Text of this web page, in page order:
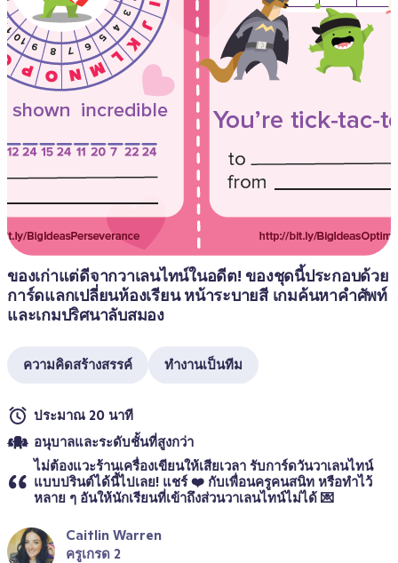
ของเก่าแต่ดีจากวาเลนไทน์ในอดีต! ของชุดนี้ประกอบด้วย
การ์ดแลกเปลี่ยนห้องเรียน หน้าระบายสี เกมค้นหาคำศัพท์
และเกมปริศนาลับสมอง
ความคิดสร้างสรรค์ ทำงานเป็นทีม
ประมาณ 20 นาที
อนุบาลและระดับชั้นที่สูงกว่า
ไม่ต้องแวะร้านเครื่องเขียนให้เสียเวลา รับการ์ดวันวาเลนไทน์
แบบปรินต์ได้นี้ไปเลย! แชร์ ❤️ กับเพื่อนครูคนสนิท หรือทำไว้
หลาย ๆ อันให้นักเรียนที่เข้าถึงส่วนวาเลนไทน์ไม่ได้ 💌
Caitlin Warren
ครูเกรด 2